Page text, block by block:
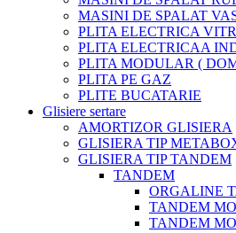
MASINI DE SPALAT
PLITA ELECTRICA
PLITA ELECTRICAA
PLITA MODULAR (
PLITA PE GAZ
PLITE BUCATARIE
Glisiere sertare
AMORTIZOR GLISIERA
GLISIERA TIP
GLISIERA TIP TANDEM
TANDEM
ORGALINE
TANDEM
TANDEM